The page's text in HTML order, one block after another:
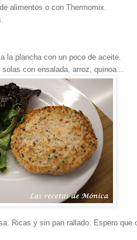
alimentos o con Thermomix.
la plancha con un poco de aceite.
con ensalada, arroz, quinoa...
Ricas y sin pan rallado. Espero que